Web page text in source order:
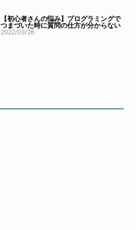
【初心者さんの悩み】プログラミングで
つまづいた時に質問の仕方が分からない
2022/03/26